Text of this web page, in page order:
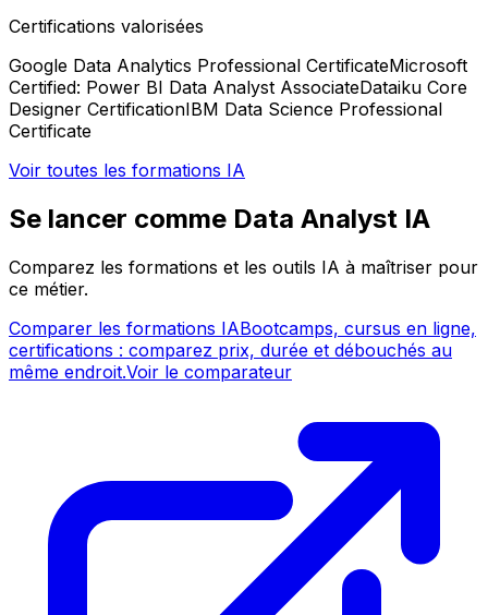
Certifications valorisées
Google Data Analytics Professional CertificateMicrosoft
Certified: Power BI Data Analyst AssociateDataiku Core
Designer CertificationIBM Data Science Professional
Certificate
Voir toutes les formations IA
Se lancer comme Data Analyst IA
Comparez les formations et les outils IA à maîtriser pour
ce métier.
Comparer les formations IABootcamps, cursus en ligne,
certifications : comparez prix, durée et débouchés au
même endroit.Voir le comparateur